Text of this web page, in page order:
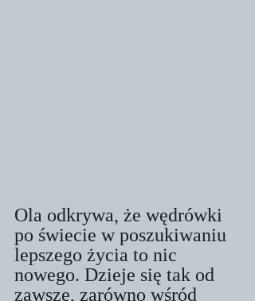
Ola odkrywa, że wędrówki
po świecie w poszukiwaniu
lepszego życia to nic
nowego. Dzieje się tak od
zawsze, zarówno wśród